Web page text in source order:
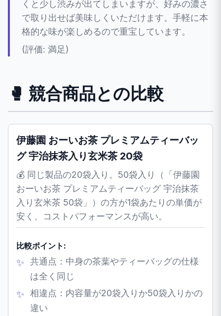
くと少し渋みが出てしまいますが、好みの濃さ
で取り出せば美味しくいただけます。手軽に本
格的な味が楽しめるので重宝しています。
(評価: 満足)
🥊 競合商品との比較
伊藤園 おーいお茶 プレミアムティーバッ
グ 宇治抹茶入り玄米茶 20袋
💰 同じ製品の20袋入り。50袋入り（「伊藤園
おーいお茶 プレミアムティーバッグ 宇治抹茶
入り玄米茶 50袋」）の方が1袋あたりの単価が
安く、コストパフォーマンスが高い。
比較ポイント:
共通点：中身の茶葉やティーバッグの仕様
は全く同じ
相違点：内容量が20袋入りか50袋入りかの
違い